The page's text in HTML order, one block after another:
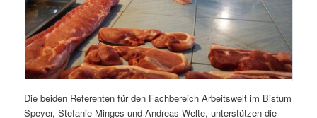
Die beiden Referenten für den Fachbereich Arbeitswelt im Bistum
Speyer, Stefanie Minges und Andreas Welte, unterstützen die